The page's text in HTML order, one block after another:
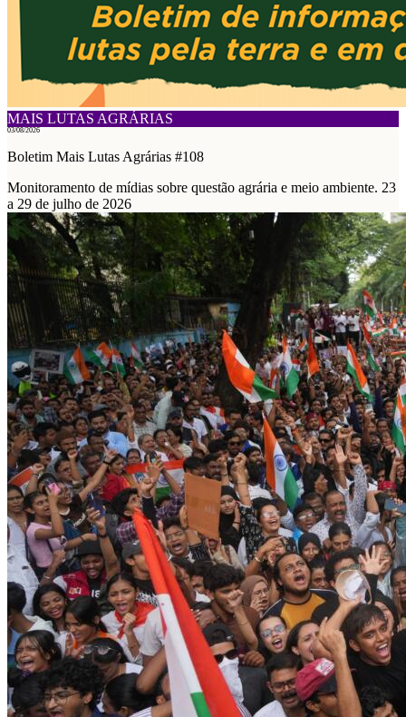
MAIS LUTAS AGRÁRIAS
03/08/2026
Boletim Mais Lutas Agrárias #108
Monitoramento de mídias sobre questão agrária e meio ambiente. 23
a 29 de julho de 2026